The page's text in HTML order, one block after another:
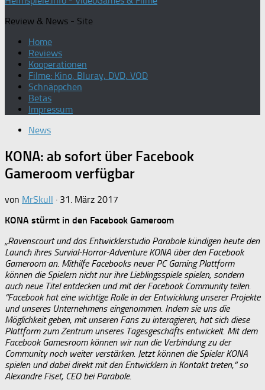
Review & News - Site
Home
Reviews
Kooperationen
Filme: Kino, Bluray, DVD, VOD
Schnäppchen
Betas
Impressum
News
KONA: ab sofort über Facebook
Gameroom verfügbar
von MrSkull · 31. März 2017
KONA stürmt in den Facebook Gameroom
„Ravenscourt und das Entwicklerstudio Parabole kündigen heute den
Launch ihres Survial-Horror-Adventure KONA über den Facebook
Gameroom an. Mithilfe Facebooks neuer PC Gaming Plattform
können die Spielern nicht nur ihre Lieblingsspiele spielen, sondern
auch neue Titel entdecken und mit der Facebook Community teilen.
“Facebook hat eine wichtige Rolle in der Entwicklung unserer Projekte
und unseres Unternehmens eingenommen. Indem sie uns die
Möglichkeit geben, mit unseren Fans zu interagieren, hat sich diese
Plattform zum Zentrum unseres Tagesgeschäfts entwickelt. Mit dem
Facebook Gamesroom können wir nun die Verbindung zu der
Community noch weiter verstärken. Jetzt können die Spieler KONA
spielen und dabei direkt mit den Entwicklern in Kontakt treten,“ so
Alexandre Fiset, CEO bei Parabole.